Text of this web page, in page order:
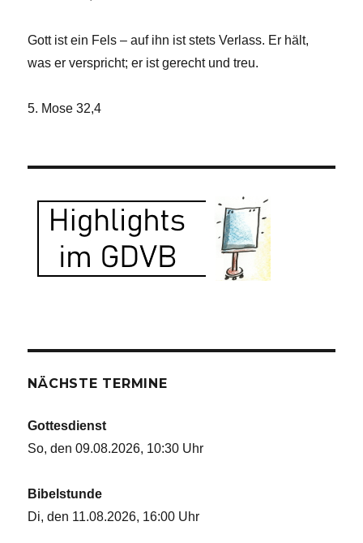
Gott ist ein Fels – auf ihn ist stets Verlass. Er hält,
was er verspricht; er ist gerecht und treu.
5. Mose 32,4
NÄCHSTE TERMINE
Gottesdienst
So, den 09.08.2026, 10:30 Uhr
Bibelstunde
Di, den 11.08.2026, 16:00 Uhr